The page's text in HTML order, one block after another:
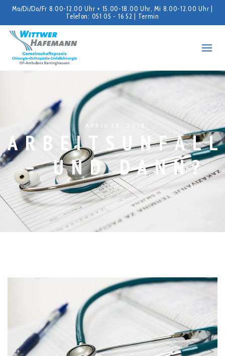
Mo/Di/Do/Fr 8.00-12.00 Uhr + 15.00-18.00 Uhr, Mi 8.00-12.00 Uhr |
Telefon: 051 05 - 16 52 | Termin
APRIL 18, 2018
ARBEITSUNFALL
– UND DANN?